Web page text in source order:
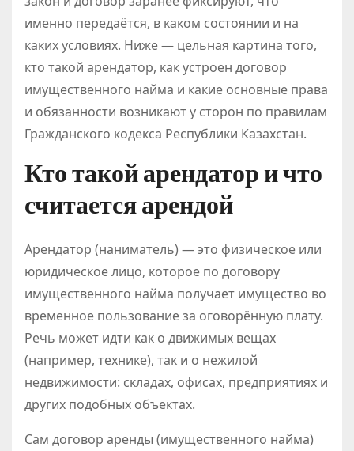
именно передаётся, в каком состоянии и на
каких условиях. Ниже — цельная картина того,
кто такой арендатор, как устроен договор
имущественного найма и какие основные права
и обязанности возникают у сторон по правилам
Гражданского кодекса Республики Казахстан.
Кто такой арендатор и что
считается арендой
Арендатор (наниматель) — это физическое или
юридическое лицо, которое по договору
имущественного найма получает имущество во
временное пользование за оговорённую плату.
Речь может идти как о движимых вещах
(например, технике), так и о нежилой
недвижимости: складах, офисах, предприятиях и
других подобных объектах.
Сам договор аренды (имущественного найма)